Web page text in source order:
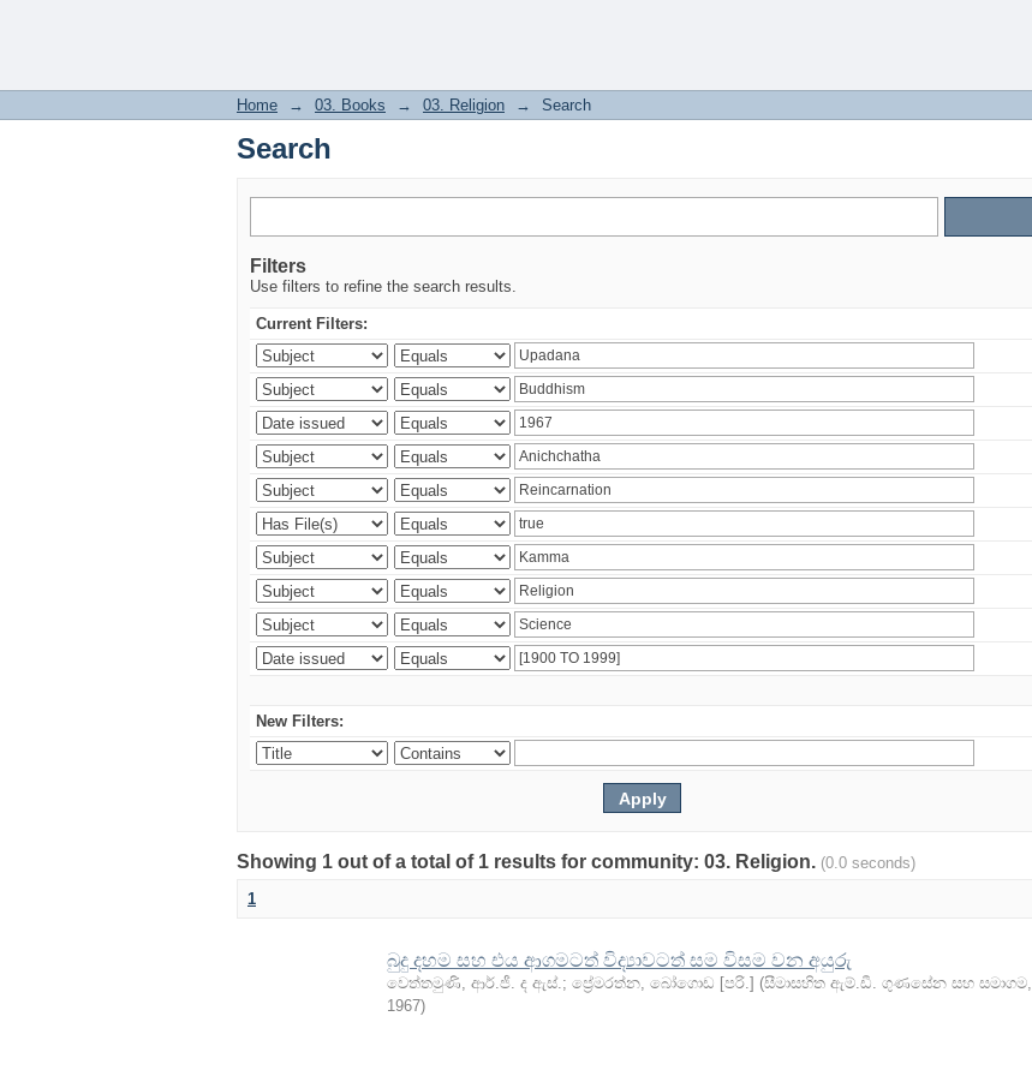
Home → 03. Books → 03. Religion → Search
Search
Filters
Use filters to refine the search results.
Current Filters:
New Filters:
Showing 1 out of a total of 1 results for community: 03. Religion. (0.0 seconds)
1
බුදු දහම සහ එය ආගමටත් විද්‍යාවටත් සම විසම වන අයුරු
වෙත්තමුණි, ආර්.ජී. ද ඇස්.; ප්‍රේමරත්න, බෝගොඩ [පරි.] (සීමාසහිත ඇම්.ඩී. ගුණසේන සහ සමාගම,
1967)